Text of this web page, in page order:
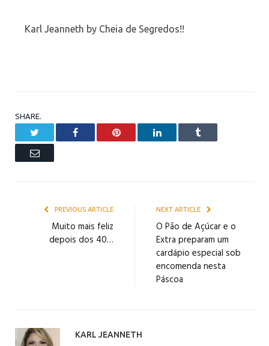
Karl Jeanneth by Cheia de Segredos!!
SHARE.
Facebook Pinterest LinkedIn Tumblr
Email
PREVIOUS ARTICLE
Muito mais feliz
depois dos 40…
NEXT ARTICLE
O Pão de Açúcar e o
Extra preparam um
cardápio especial sob
encomenda nesta
Páscoa
KARL JEANNETH